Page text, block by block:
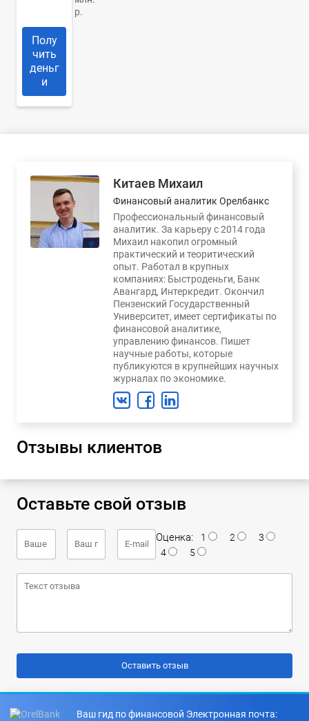
р.
Полу
чить
деньг
и
Китаев Михаил
Финансовый аналитик Орелбанкс
Профессиональный финансовый
аналитик. За карьеру с 2014 года
Михаил накопил огромный
практический и теоритический
опыт. Работал в крупных
компаниях: Быстроденьги, Банк
Авангард, Интеркредит. Окончил
Пензенский Государственный
Университет, имеет сертификаты по
финансовой аналитике,
управлению финансов. Пишет
научные работы, которые
публикуются в крупнейших научных
журналах по экономике.
Отзывы клиентов
Оставьте свой отзыв
Оценка: 1 2
3
4
5
Ваш гид по финансовой Электронная почта: